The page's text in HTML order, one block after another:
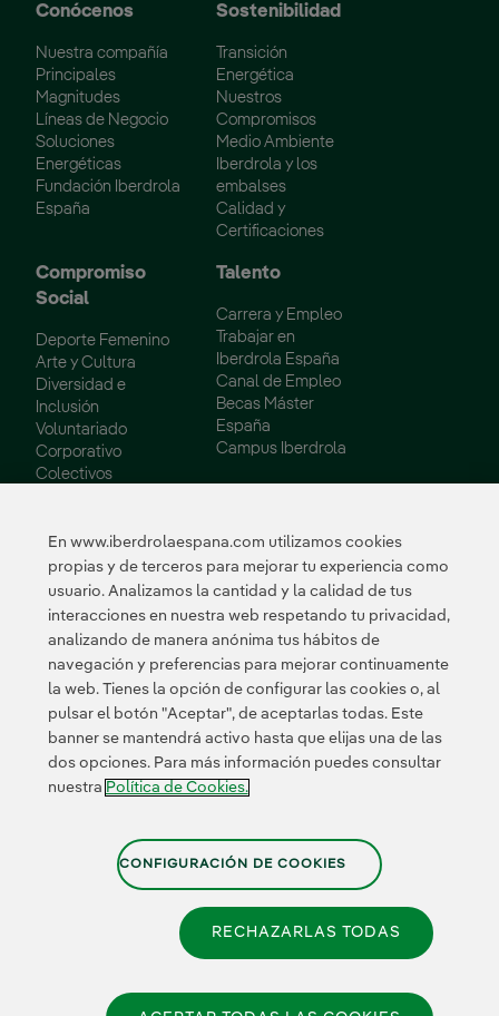
Conócenos
Nuestra compañía
Principales
Magnitudes
Líneas de Negocio
Soluciones
Energéticas
Fundación Iberdrola
España
Sostenibilidad
Transición
Energética
Nuestros
Compromisos
Medio Ambiente
Iberdrola y los
embalses
Calidad y
Certificaciones
Compromiso
Social
Deporte Femenino
Arte y Cultura
Diversidad e
Inclusión
Voluntariado
Corporativo
Colectivos
Talento
Carrera y Empleo
Trabajar en
Iberdrola España
Canal de Empleo
Becas Máster
España
Campus Iberdrola
Innovación
Innovación en
nuestro negocio
Innovación
colaborativa
Next Generation EU
Ciberseguridad en
España
Smart Grids
Innovation Hub
Política de Privacidad|Información legal|Transparencia
Canal de Denuncias
En www.iberdrolaespana.com utilizamos cookies
propias y de terceros para mejorar tu experiencia como
usuario. Analizamos la cantidad y la calidad de tus
interacciones en nuestra web respetando tu privacidad,
analizando de manera anónima tus hábitos de
navegación y preferencias para mejorar continuamente
la web. Tienes la opción de configurar las cookies o, al
pulsar el botón "Aceptar", de aceptarlas todas. Este
banner se mantendrá activo hasta que elijas una de las
dos opciones. Para más información puedes consultar
nuestra Política de Cookies.
CONFIGURACIÓN DE COOKIES
RECHAZARLAS TODAS